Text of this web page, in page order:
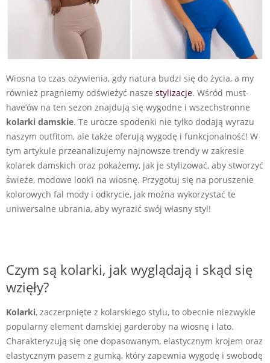
Wiosna to czas ożywienia, gdy natura budzi się do życia, a my
również pragniemy odświeżyć nasze stylizacje. Wśród must-
have’ów na ten sezon znajdują się wygodne i wszechstronne
kolarki damskie. Te urocze spodenki nie tylko dodają wyrazu
naszym outfitom, ale także oferują wygodę i funkcjonalność! W
tym artykule przeanalizujemy najnowsze trendy w zakresie
kolarek damskich oraz pokażemy, jak je stylizować, aby stworzyć
świeże, modowe look’i na wiosnę. Przygotuj się na poruszenie
kolorowych fal mody i odkrycie, jak można wykorzystać te
uniwersalne ubrania, aby wyrazić swój własny styl!
Czym są kolarki, jak wyglądają i skąd się
wzięły?
Kolarki, zaczerpnięte z kolarskiego stylu, to obecnie niezwykle
popularny element damskiej garderoby na wiosnę i lato.
Charakteryzują się one dopasowanym, elastycznym krojem oraz
elastycznym pasem z gumką, który zapewnia wygodę i swobodę